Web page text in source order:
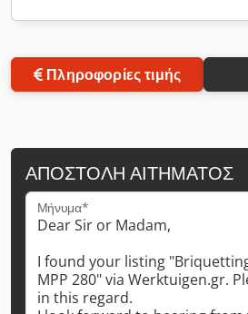
Πληροφορίες τιμής
ΑΠΟΣΤΟΛΉ ΑΙΤΉΜΑΤΟΣ
Μήνυμα*